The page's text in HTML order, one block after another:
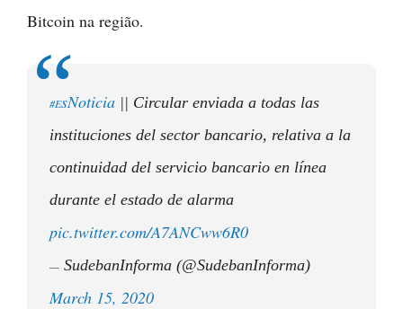
Bitcoin na região.
#EsNoticia || Circular enviada a todas las
instituciones del sector bancario, relativa a la
continuidad del servicio bancario en línea
durante el estado de alarma
pic.twitter.com/A7ANCww6R0
— SudebanInforma (@SudebanInforma)
March 15, 2020